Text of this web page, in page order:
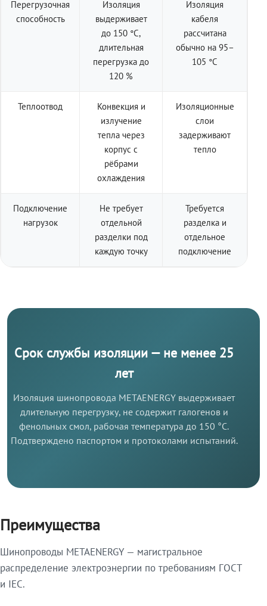
Перегрузочная
способность
Изоляция
выдерживает
до 150 °C,
длительная
перегрузка до
120 %
Изоляция
кабеля
рассчитана
обычно на 95–
105 °C
Теплоотвод
Конвекция и
излучение
тепла через
корпус с
рёбрами
охлаждения
Изоляционные
слои
задерживают
тепло
Подключение
нагрузок
Не требует
отдельной
разделки под
каждую точку
Требуется
разделка и
отдельное
подключение
Срок службы изоляции — не менее 25
лет
Изоляция шинопровода METAENERGY выдерживает
длительную перегрузку, не содержит галогенов и
фенольных смол, рабочая температура до 150 °C.
Подтверждено паспортом и протоколами испытаний.
Преимущества
Шинопроводы METAENERGY — магистральное
распределение электроэнергии по требованиям ГОСТ
и IEC.